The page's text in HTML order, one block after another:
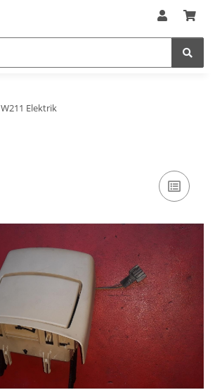
W211 Elektrik